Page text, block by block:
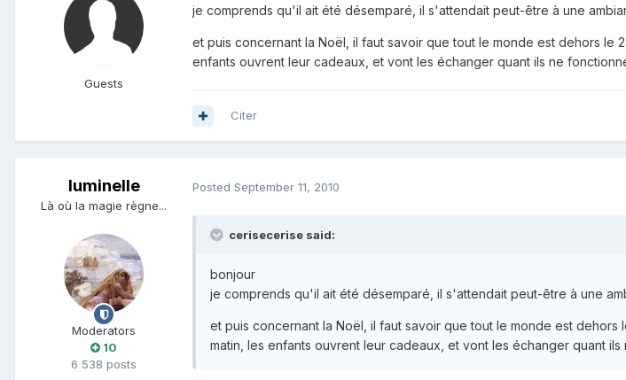
Guests
je comprends qu'il ait été désemparé, il s'attendait peut-être à une
et puis concernant la Noël, il faut savoir que tout le monde est dehors le
enfants ouvrent leur cadeaux, et vont les échanger quant ils ne
Citer
luminelle
Là où la magie règne...
Moderators
10
6 538 posts
Posted September 11, 2010
cerisecerise said:
bonjour
je comprends qu'il ait été désemparé, il s'attendait peut-être à une
et puis concernant la Noël, il faut savoir que tout le monde est
matin, les enfants ouvrent leur cadeaux, et vont les échanger quant